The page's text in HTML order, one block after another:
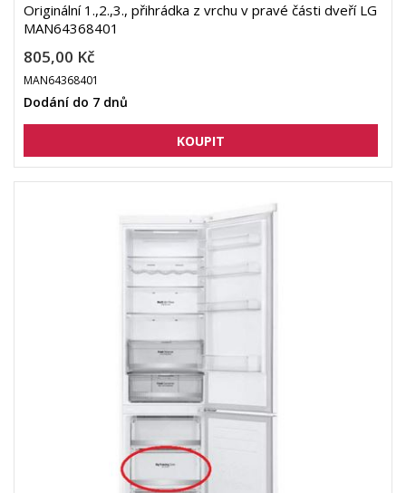
Originální 1.,2.,3., přihrádka z vrchu v pravé části dveří LG
MAN64368401
805,00 Kč
MAN64368401
Dodání do 7 dnů